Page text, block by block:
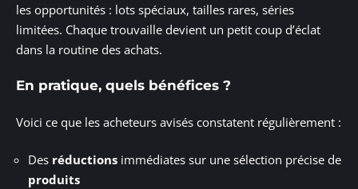
les opportunités : lots spéciaux, tailles rares, séries
limitées. Chaque trouvaille devient un petit coup d’éclat
dans la routine des achats.
En pratique, quels bénéfices ?
Voici ce que les acheteurs avisés constatent régulièrement :
Des réductions immédiates sur une sélection précise de
produits